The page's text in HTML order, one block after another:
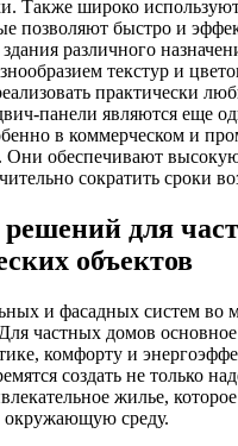
Также широко
позволяют быстро и
различного
текстур и
практически
панели являются еще
в коммерческом и
Они обеспечивают
сократить сроки
для
объектов
и фасадных систем во
частных домов
комфорту и
создать не только
жилье,
окружающую среду.